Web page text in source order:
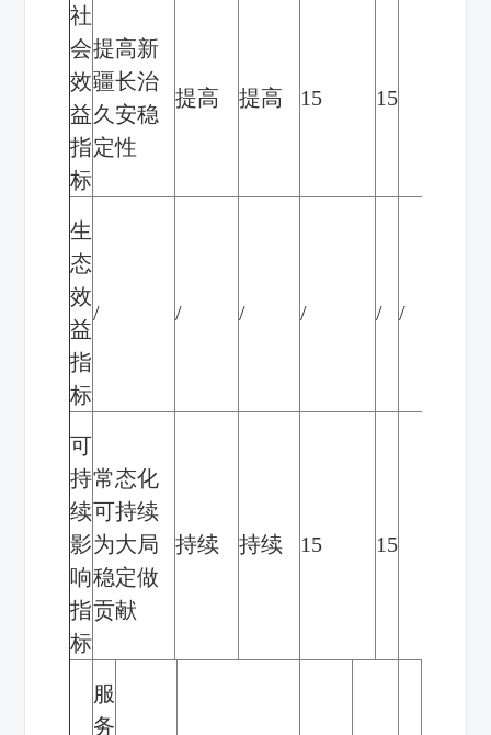
社
会
效
益
指
标
提高新
疆长治
久安稳
定性
提高 提高 15 15
生
态
效
益
指
标
/ / / / / /
可
持
续
影
响
指
标
常态化
可持续
为大局
稳定做
贡献
持续 持续 15 15
服
务